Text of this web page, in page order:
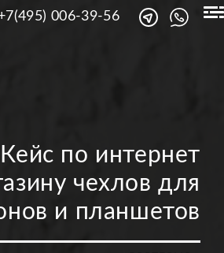
006-39-56
Кейс по интернет
чехлов для
и планшетов